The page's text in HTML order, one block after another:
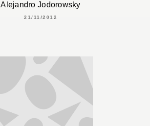
Alejandro Jodorowsky
21/11/2012